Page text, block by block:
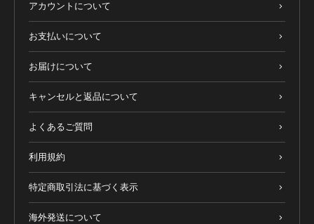
アカウントについて
お支払いについて
お届けについて
キャンセルと返品について
よくあるご質問
利用規約
特定商取引法に基づく表示
海外発送について